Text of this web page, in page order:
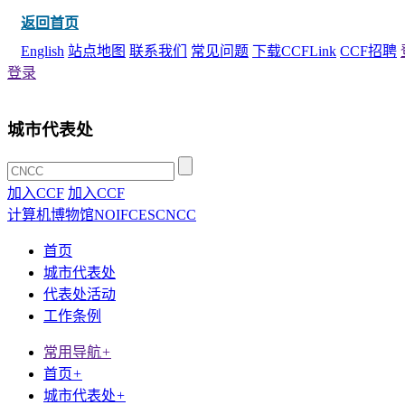
返回首页
English 站点地图 联系我们 常见问题 下载CCFLink CCF招聘
登录
城市代表处
加入CCF 加入CCF
计算机博物馆NOIFCESCNCC
首页
城市代表处
代表处活动
工作条例
常用导航+
首页+
城市代表处+